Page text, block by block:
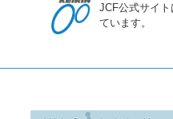
JCF公式サイト
ています。